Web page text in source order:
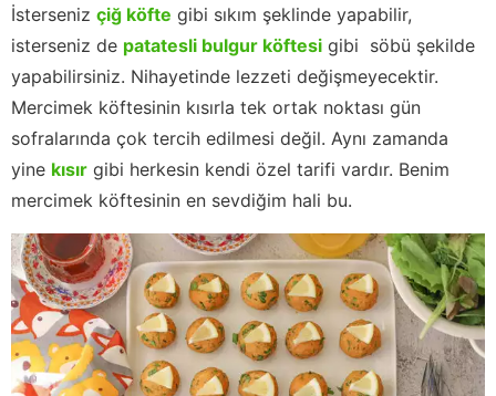
İsterseniz çiğ köfte gibi sıkım şeklinde yapabilir,
isterseniz de patatesli bulgur köftesi gibi söbü şekilde
yapabilirsiniz. Nihayetinde lezzeti değişmeyecektir.
Mercimek köftesinin kısırla tek ortak noktası gün
sofralarında çok tercih edilmesi değil. Aynı zamanda
yine kısır gibi herkesin kendi özel tarifi vardır. Benim
mercimek köftesinin en sevdiğim hali bu.